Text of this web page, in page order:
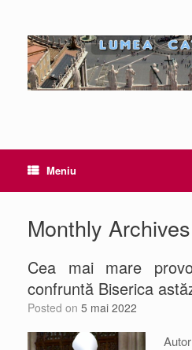
Meniu
Monthly
Cea mai mare
confruntă Biserica
Posted on 5 mai 2022